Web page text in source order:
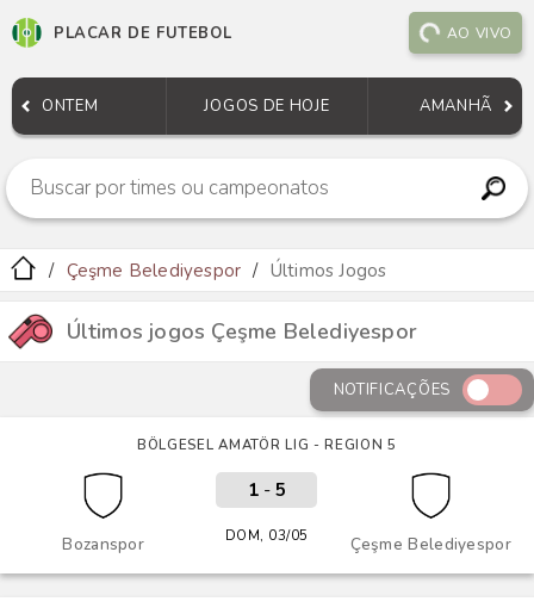
PLACAR DE FUTEBOL AO VIVO
ONTEM JOGOS DE HOJE AMANHÃ
Çeşme Belediyespor Últimos Jogos
Últimos jogos Çeşme Belediyespor
NOTIFICAÇÕES
BÖLGESEL AMATÖR LIG - REGION 5
Bozanspor Çeşme Belediyespor
1- 5
DOM, 03/05